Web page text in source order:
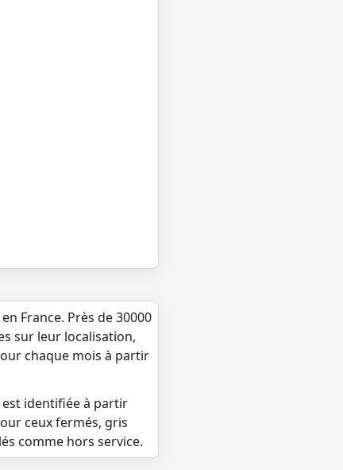
France. Près de 30000
sur leur localisation,
chaque mois à partir
est identifiée à partir
ceux fermés, gris
comme hors service.